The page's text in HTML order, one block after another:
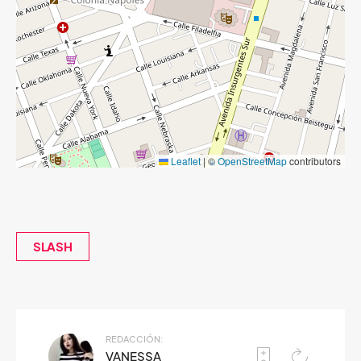
Leaflet |©OpenStreetMapcontributors
SLASH
REDACCIÓN:
VANESSA